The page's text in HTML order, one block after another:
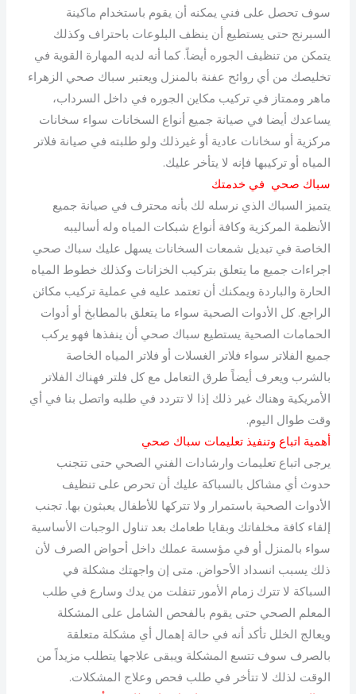
سوف تحصل على فني يمكنه أن يقوم باستخدام ماكينة
السبرنج حتى يستطيع أن ينظف البلوعات باحتراف وكذلك
يتمكن من تنظيف الجوره أيضاً. كما أنه لديه المهارة القوية في
تخليصك من أي روائح عفنة بالمنزل ويعتبر سباك صحي الزهراء
ماهر وممتاز في تركيب مكاين الجوره في داخل السرداب،
يساعدك أيضا في صيانة جميع أنواع السخانات سواء سخانات
مركزية أو سخانات عادية أو غيرذلك ولو طلبته في صيانة فلاتر
المياه أو تركيبها فإنه لا يتأخر عليك.
سباك صحي في خدمتك
يتميز السباك الذي نرسله لك بأنه محترف في صيانة جميع
الأنظمة المركزية وكافة أنواع شبكات المياه وله أساليبه
الخاصة في تبديل شمعات السخانات يسهل عليك سباك صحي
اجراءات جميع ما يتعلق بتركيب الخزانات وكذلك خطوط المياه
الحارة والباردة ويمكنك أن تعتمد عليه في عملية تركيب مكائن
الراجع. كل الأدوات الصحية سواء ما يتعلق بالمطابخ أو أدوات
الحمامات الصحية يستطيع سباك صحي أن ينفذها فهو يركب
جميع الفلاتر سواء فلاتر الغسلات أو فلاتر المياه الخاصة
بالشرب ويعرف أيضاً طرق التعامل مع كل فلتر فهناك الفلاتر
الأمريكية وهناك غير ذلك إذا لا تتردد في طلبه واتصل بنا في أي
وقت طوال اليوم.
أهمية اتباع وتنفيذ تعليمات سباك صحي
يرجى اتباع تعليمات وارشادات الفني الصحي حتى تتجنب
حدوث أي مشاكل بالسباكة عليك أن تحرص على تنظيف
الأدوات الصحية باستمرار ولا تتركها للأطفال يعبثون بها. تجنب
إلقاء كافة مخلفاتك وبقايا طعامك بعد تناول الوجبات الأساسية
سواء بالمنزل أو في مؤسسة عملك داخل أحواض الصرف لأن
ذلك يسبب انسداد الأحواض. متى إن واجهتك مشكلة في
السباكة لا تترك زمام الأمور تنفلت من يدك وسارع في طلب
المعلم الصحي حتى يقوم بالفحص الشامل على المشكلة
ويعالج الخلل تأكد أنه في حالة إهمال أي مشكلة متعلقة
بالصرف سوف تتسع المشكلة ويبقى علاجها يتطلب مزيداً من
الوقت لذلك لا تتأخر في طلب فحص وعلاج المشكلات.